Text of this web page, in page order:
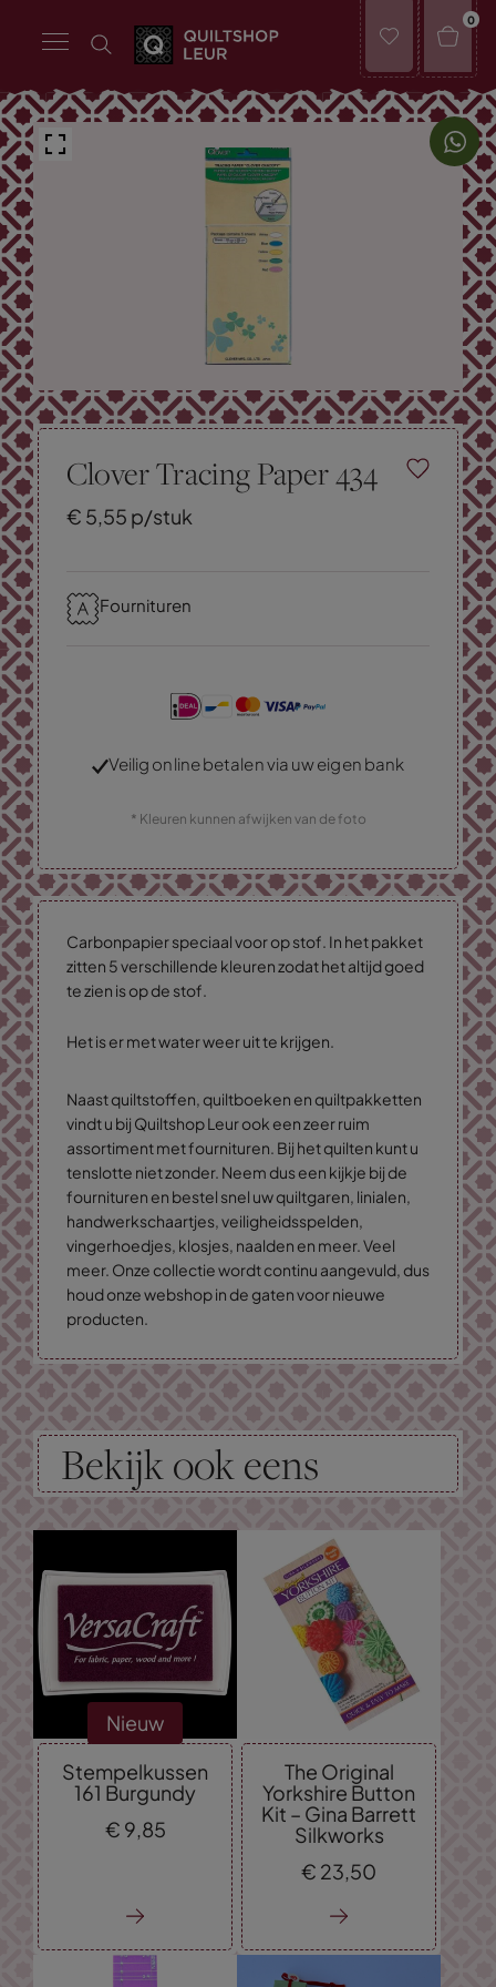
0
Clover Tracing Paper 434
€ 5,55 p/stuk
Fournituren
Veilig online betalen via uw eigen bank
* Kleuren kunnen afwijken van de foto
Carbonpapier speciaal voor op stof. In het pakket
zitten 5 verschillende kleuren zodat het altijd goed
te zien is op de stof.
Het is er met water weer uit te krijgen.
Naast quiltstoffen, quiltboeken en quiltpakketten
vindt u bij Quiltshop Leur ook een zeer ruim
assortiment met fournituren. Bij het quilten kunt u
tenslotte niet zonder. Neem dus een kijkje bij de
fournituren en bestel snel uw quiltgaren, linialen,
handwerkschaartjes, veiligheidsspelden,
vingerhoedjes, klosjes, naalden en meer. Veel
meer. Onze collectie wordt continu aangevuld, dus
houd onze webshop in de gaten voor nieuwe
producten.
Bekijk ook eens
Nieuw
Stempelkussen
161 Burgundy
€ 9,85
The Original
Yorkshire Button
Kit – Gina Barrett
Silkworks
€ 23,50